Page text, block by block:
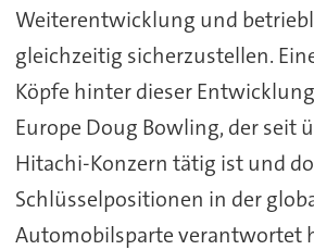
Weiterentwicklung und
gleichzeitig sicherzustellen.
Köpfe hinter dieser
Europe Doug Bowling, der seit
Hitachi-Konzern tätig ist und
Schlüsselpositionen in der
Automobilsparte verantwortet